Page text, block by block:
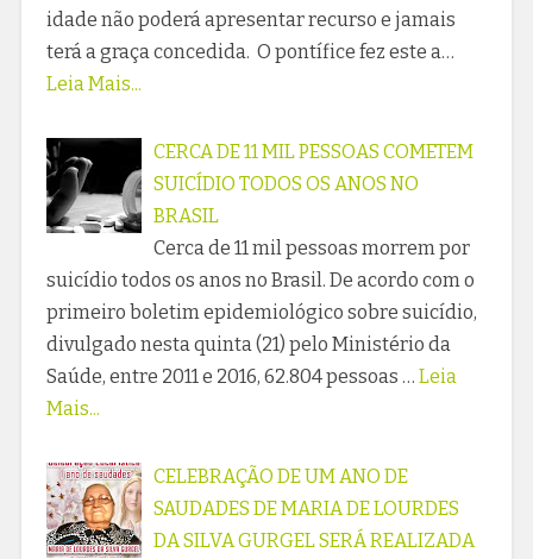
idade não poderá apresentar recurso e jamais
terá a graça concedida. O pontífice fez este a…
Leia Mais...
CERCA DE 11 MIL PESSOAS COMETEM
SUICÍDIO TODOS OS ANOS NO
BRASIL
Cerca de 11 mil pessoas morrem por
suicídio todos os anos no Brasil. De acordo com o
primeiro boletim epidemiológico sobre suicídio,
divulgado nesta quinta (21) pelo Ministério da
Saúde, entre 2011 e 2016, 62.804 pessoas … Leia
Mais...
CELEBRAÇÃO DE UM ANO DE
SAUDADES DE MARIA DE LOURDES
DA SILVA GURGEL SERÁ REALIZADA